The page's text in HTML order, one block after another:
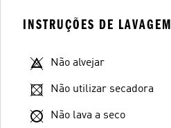
INSTRUÇÕES DE LAVAGEM
Não alvejar
Não utilizar secadora
Não lava a seco